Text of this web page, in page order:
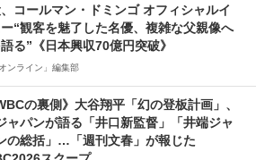
コールマン・ドミンゴ オフィシャルイ
“観客を魅了した名優、複雑な父親像へ
る”《日本興収70億円突破》
オンライン」編集部
の裏側》大谷翔平「幻の登板計画」、
ャパンが語る「井口新監督」「井端ジャ
の総括」…「週刊文春」が報じた